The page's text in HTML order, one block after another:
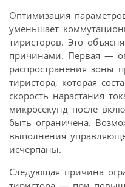
Оптимизация
уменьшает
тиристоров. Это
причинами. Первая —
распространения зоны
тиристора, которая
скорость нарастания
микросекунд после
быть ограничена.
выполнения
исчерпаны.
Следующая причина